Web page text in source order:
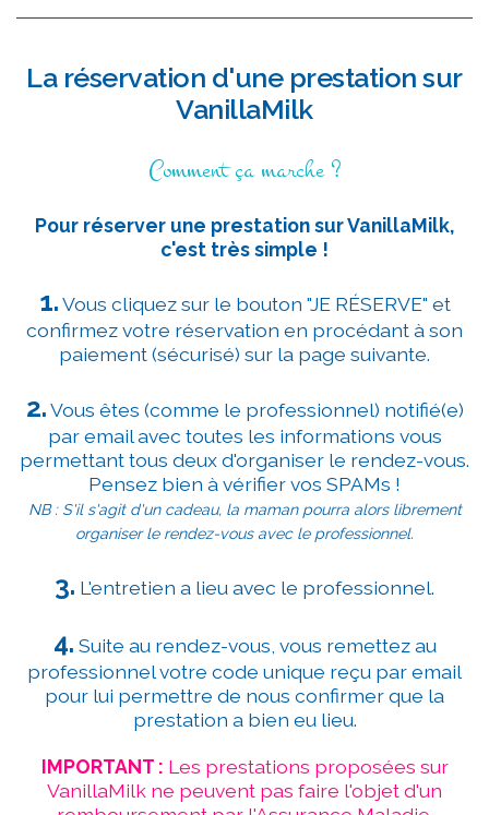
La réservation d'une prestation sur
VanillaMilk
Comment ça marche ?
Pour réserver une prestation sur VanillaMilk,
c'est très simple !
1.Vous cliquez sur le bouton "JE RÉSERVE" et
confirmez votre réservation en procédant à son
paiement (sécurisé) sur la page suivante.
2.Vous êtes (comme le professionnel) notifié(e)
par email avec toutes les informations vous
permettant tous deux d'organiser le rendez-vous.
Pensez bien à vérifier vos SPAMs !
NB : S'il s'agit d'un cadeau, la maman pourra alors librement
organiser le rendez-vous avec le professionnel.
3. L'entretien a lieu avec le professionnel.
4. Suite au rendez-vous, vous remettez au
professionnel votre code unique reçu par email
pour lui permettre de nous confirmer que la
prestation a bien eu lieu.
IMPORTANT : Les prestations proposées sur
VanillaMilk ne peuvent pas faire l'objet d'un